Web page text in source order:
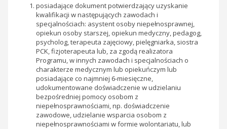
posiadające dokument potwierdzający uzyskanie
kwalifikacji w następujących zawodach i
specjalnościach: asystent osoby niepełnosprawnej,
opiekun osoby starszej, opiekun medyczny, pedagog,
psycholog, terapeuta zajęciowy, pielęgniarka, siostra
PCK, fizjoterapeuta lub, za zgodą realizatora
Programu, w innych zawodach i specjalnościach o
charakterze medycznym lub opiekuńczym lub
posiadające co najmniej 6-miesięczne,
udokumentowane doświadczenie w udzielaniu
bezpośredniej pomocy osobom z
niepełnosprawnościami, np. doświadczenie
zawodowe, udzielanie wsparcia osobom z
niepełnosprawnościami w formie wolontariatu, lub